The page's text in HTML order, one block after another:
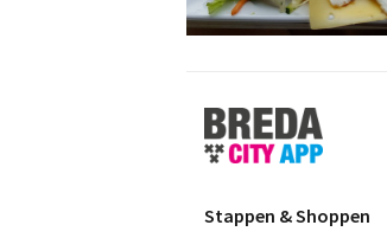
Stappen
&
Shoppen
Stappen & Shoppen